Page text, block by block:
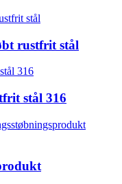
rustfrit stål
stål 316